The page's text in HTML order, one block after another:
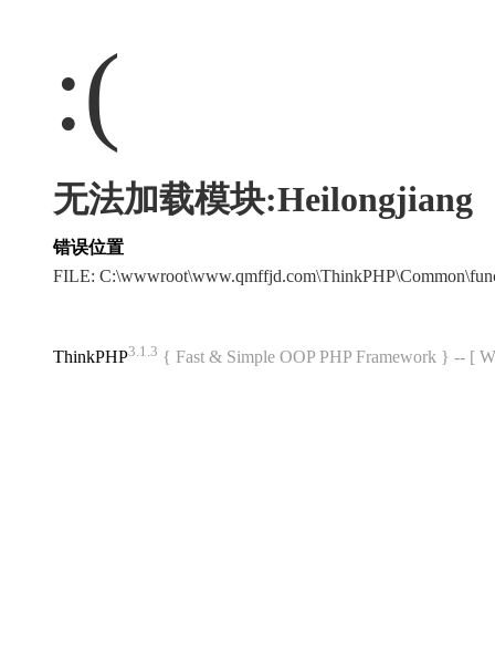
:(
无法加载模块:Heilongjiang
错误位置
FILE:
ThinkPHP3.1.3 { Fast & Simple OOP PHP Framework } -- [